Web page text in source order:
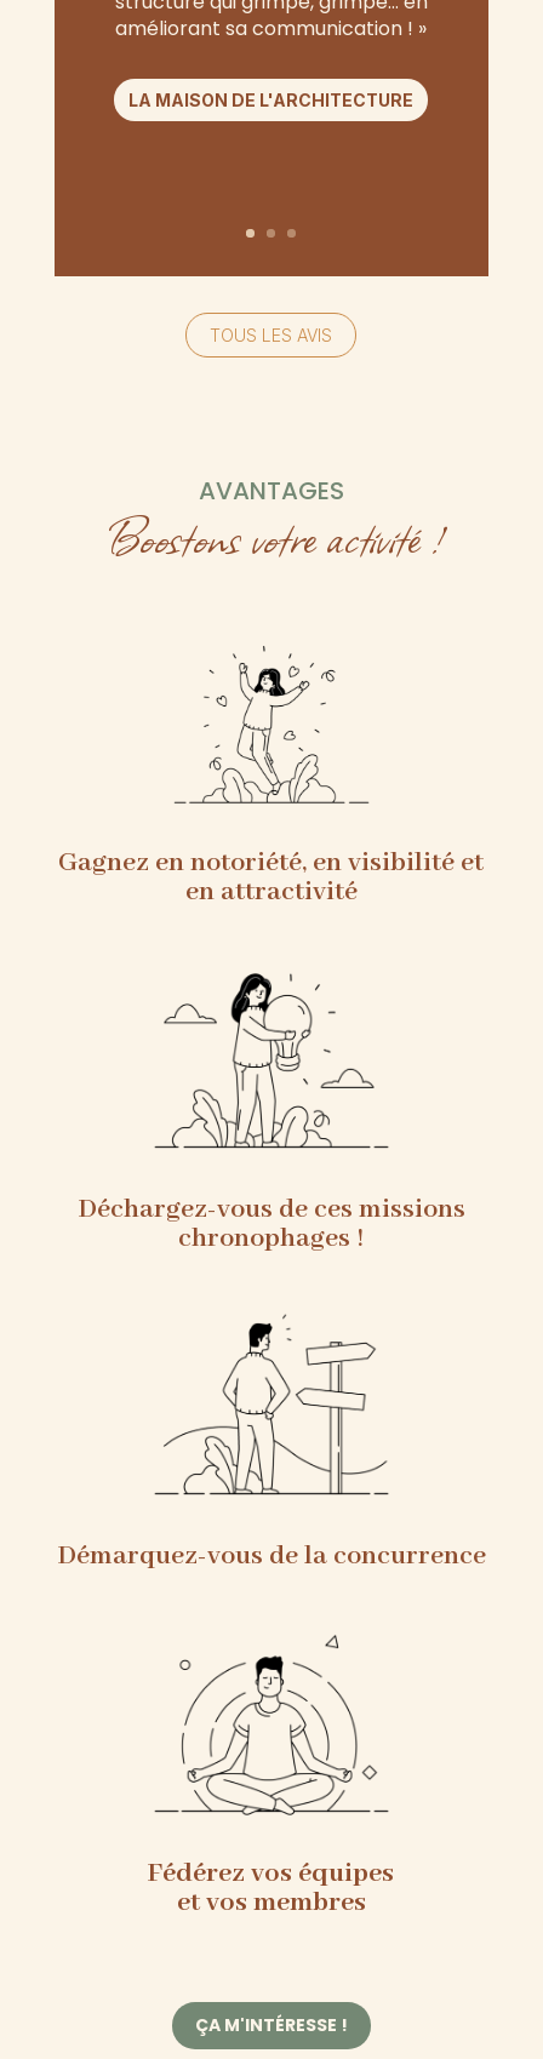
améliorant sa communication ! »
LA MAISON DE L'ARCHITECTURE
TOUS LES AVIS
AVANTAGES
Boostons votre activité !
Gagnez en notoriété, en visibilité et
en attractivité
Déchargez-vous de ces missions
chronophages !
Démarquez-vous de la concurrence
Fédérez vos équipes
et vos membres
ÇA M'INTÉRESSE !